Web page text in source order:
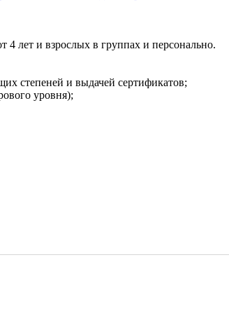
4 лет и взрослых в группах и персонально.
степеней и выдачей сертификатов;
уровня);